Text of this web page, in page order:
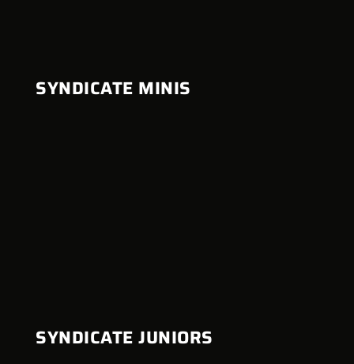
SYNDICATE MINIS
SYNDICATE JUNIORS